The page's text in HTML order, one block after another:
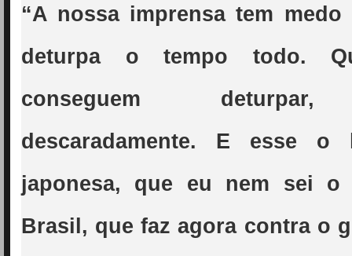
“A nossa imprensa tem medo
deturpa o tempo todo.
conseguem deturpar,
descaradamente. E esse o
japonesa, que eu nem sei
Brasil, que faz agora contra o